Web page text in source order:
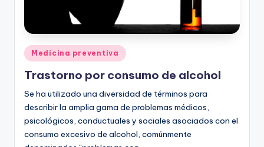
Publicado
en
Medicina preventiva
Trastorno por consumo de alcohol
Se ha utilizado una diversidad de términos para
describir la amplia gama de problemas médicos,
psicológicos, conductuales y sociales asociados con el
consumo excesivo de alcohol, comúnmente